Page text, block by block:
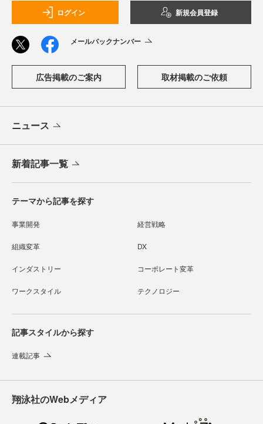
ログイン 新規会員登録
メールバックナンバー
広告掲載のご案内 取材掲載のご依頼
ニュース
新着記事一覧
テーマから記事を探す
事業開発 経営戦略
組織変革 DX
インダストリー コーポレート変革
ワークスタイル テクノロジー
記事スタイルから探す
連載記事
翔泳社のWebメディア